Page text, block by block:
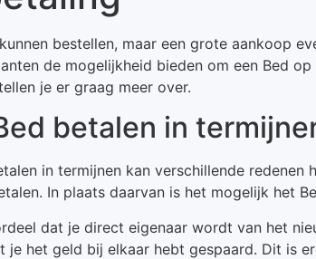
bestellen, maar een grote aankoop
de mogelijkheid bieden om een Bed
je er graag meer over.
betalen in
in termijnen kan verschillende
In plaats daarvan is het mogelijk het
dat je direct eigenaar wordt van het
het geld bij elkaar hebt gespaard. Dit is